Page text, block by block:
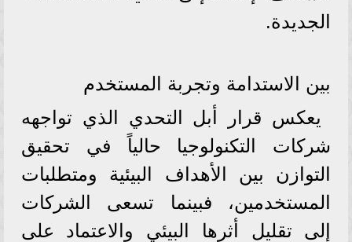
الجديدة.
بين الاستدامة وتجربة المستخدم
يعكس قرار أبل التحدي الذي تواجهه
شركات التكنولوجيا حالياً في تحقيق
التوازن بين الأهداف البيئية ومتطلبات
المستخدمين، فبينما تسعى الشركات
إلى تقليل أثرها البيئي والاعتماد على